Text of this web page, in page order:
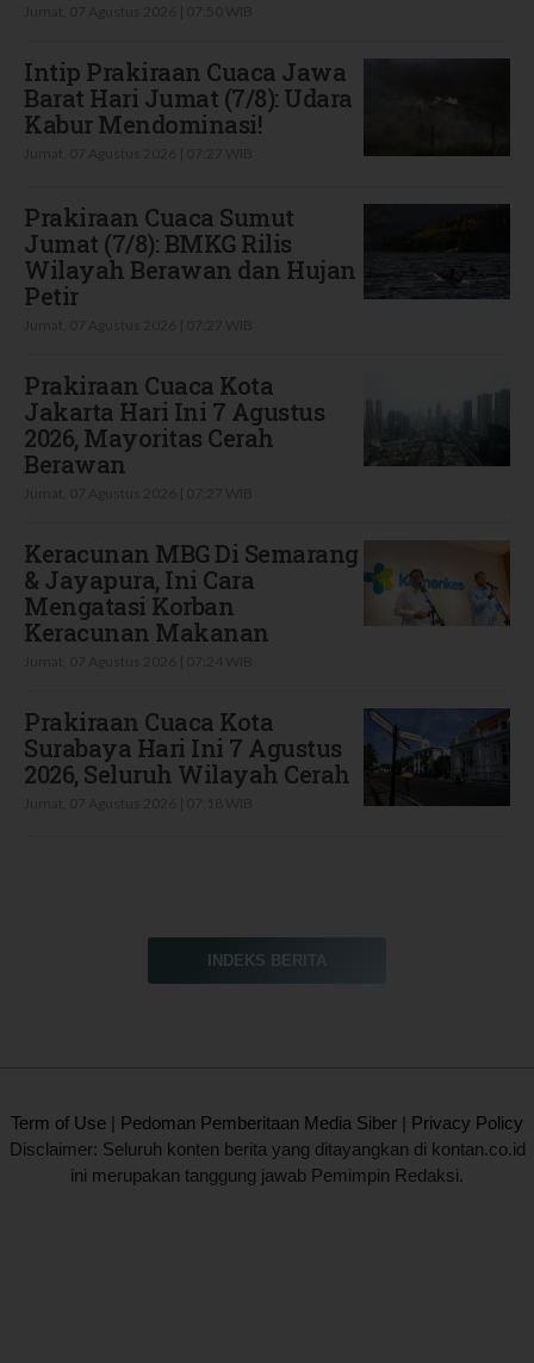
Intip Prakiraan Cuaca Jawa
Barat Hari Jumat (7/8): Udara
Kabur Mendominasi!
Prakiraan Cuaca Sumut
Jumat (7/8): BMKG Rilis
Wilayah Berawan dan Hujan
Petir
Prakiraan Cuaca Kota
Jakarta Hari Ini 7 Agustus
2026, Mayoritas Cerah
Berawan
Keracunan MBG Di Semarang
& Jayapura, Ini Cara
Mengatasi Korban
Keracunan Makanan
Prakiraan Cuaca Kota
Surabaya Hari Ini 7 Agustus
2026, Seluruh Wilayah Cerah
INDEKS BERITA
Term of Use | Pedoman Pemberitaan Media Siber | Privacy Policy
Disclaimer: Seluruh konten berita yang ditayangkan di kontan.co.id
ini merupakan tanggung jawab Pemimpin Redaksi.